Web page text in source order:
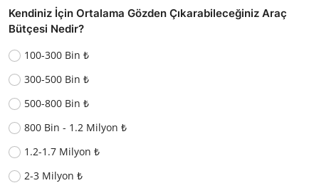
Kendiniz İçin Ortalama Gözden Çıkarabileceğiniz Araç
Bütçesi Nedir?
100-300 Bin ₺
300-500 Bin ₺
500-800 Bin ₺
800 Bin - 1.2 Milyon ₺
1.2-1.7 Milyon ₺
2-3 Milyon ₺